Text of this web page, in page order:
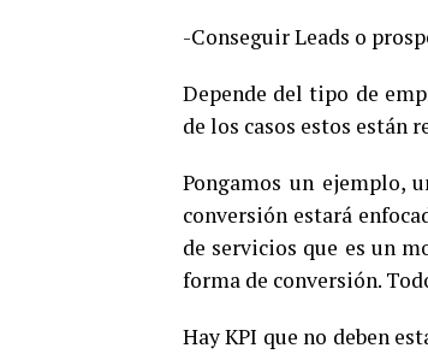
-Conseguir Leads o
Depende del tipo de
de los casos estos están
Pongamos un ejemplo,
conversión estará
de servicios que es un
forma de conversión.
Hay KPI que no deben